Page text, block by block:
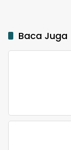
Baca Juga